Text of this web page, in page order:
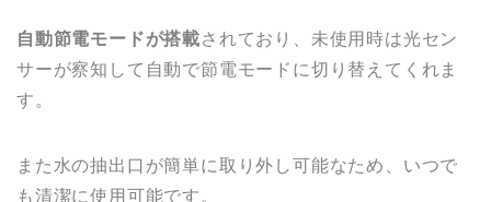
自動節電モードが搭載されており、未使用時は光セン
サーが察知して自動で節電モードに切り替えてくれま
す。
また水の抽出口が簡単に取り外し可能なため、いつで
も清潔に使用可能です。